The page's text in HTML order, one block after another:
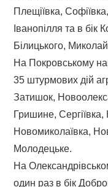
Плещіївка,
Іванопілля та в бік
Білицького,
На Покровському
35 штурмових дій
Затишок,
Гришине,
Новомиколаївка,
Молодецьке.
На
один раз в бік